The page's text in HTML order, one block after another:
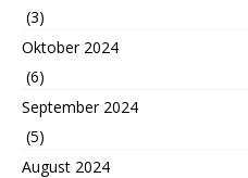
(3)
Oktober 2024
(6)
September 2024
(5)
August 2024